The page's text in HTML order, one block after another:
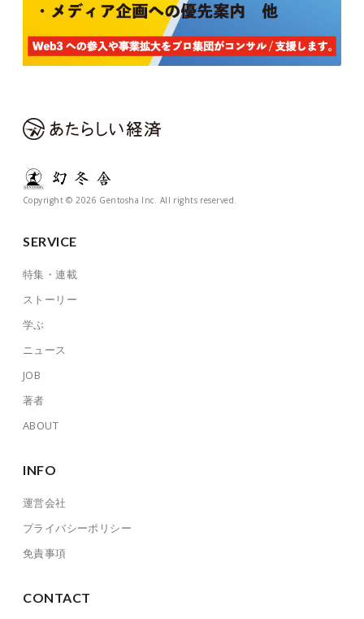
Copyright © 2026 Gentosha Inc. All rights reserved.
SERVICE
特集・連載
ストーリー
学ぶ
ニュース
JOB
著者
ABOUT
INFO
運営会社
プライバシーポリシー
免責事項
CONTACT